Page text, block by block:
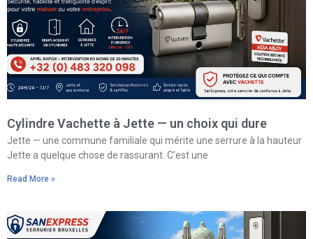
Cylindre Vachette à Jette — un choix qui dure
Jette — une commune familiale qui mérite une serrure à la hauteur
Jette a quelque chose de rassurant. C’est une
Read More »